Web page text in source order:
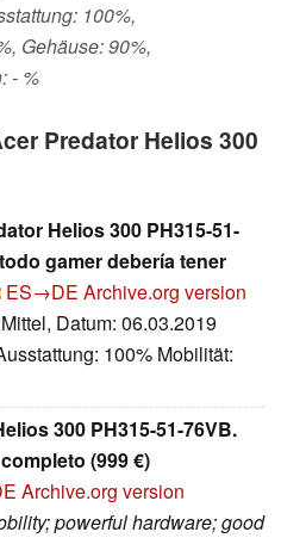
100%,
Gehäuse: 90%,
- %
Predator Helios 300
Helios 300 PH315-51-
gamer debería tener
ES→DE Archive.org version
Datum: 06.03.2019
100% Mobilität:
300 PH315-51-76VB.
(999 €)
Archive.org version
powerful hardware; good